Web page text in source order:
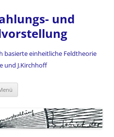
und
basierte einheitliche Feldtheorie
und J.Kirchhoff